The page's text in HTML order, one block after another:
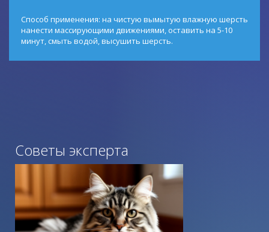
Способ применения: на чистую вымытую влажную шерсть
нанести массирующими движениями, оставить на 5-10
минут, смыть водой, высушить шерсть.
Советы эксперта